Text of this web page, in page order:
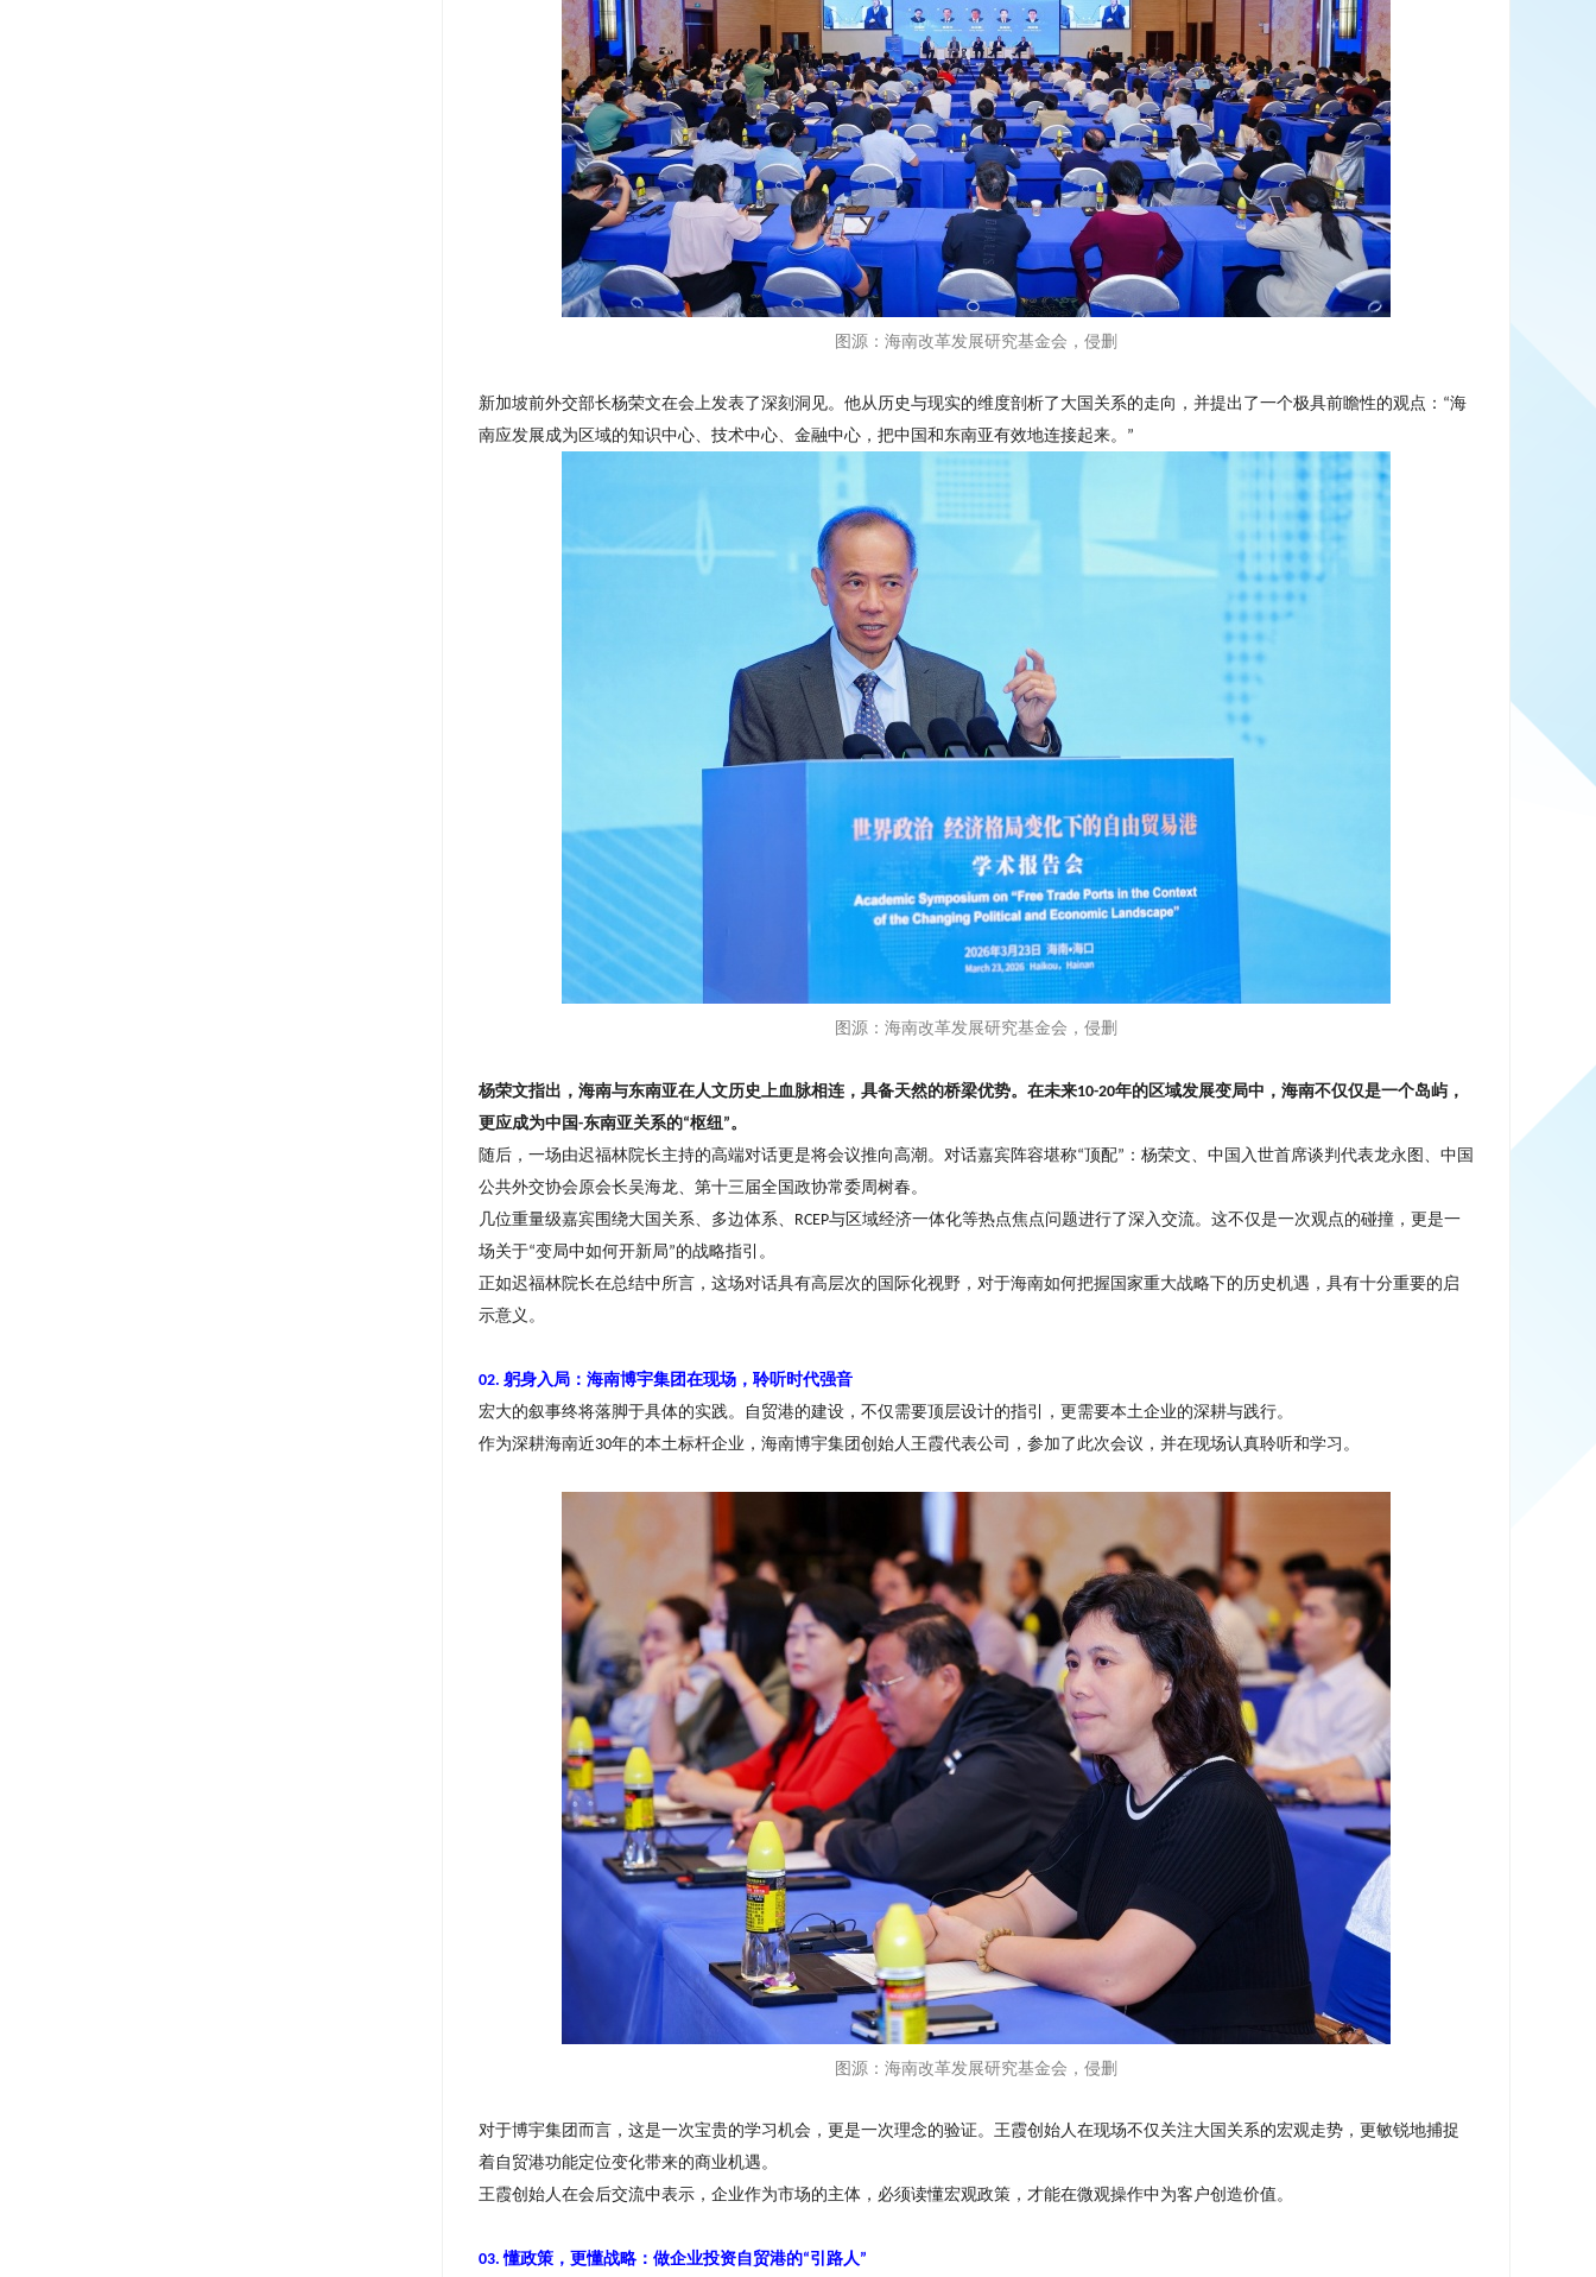
图源：海南改革发展研究基金会，侵删
新加坡前外交部长杨荣文在会上发表了深刻洞见。他从历史与现实的维度剖析了大国关系的走向，并提出了一个极具前瞻性的观点： “海
南应发展成为区域的知识中心、技术中心、金融中心，把中国和东南亚有效地连接起来。 ”
图源：海南改革发展研究基金会，侵删
杨荣文指出，海南与东南亚在人文历史上血脉相连，具备天然的桥梁优势。在未来10-20年的区域发展变局中，海南不仅仅是一个岛屿，
更应成为中国-东南亚关系的“枢纽”。
随后，一场由迟福林院长主持的高端对话更是将会议推向高潮。对话嘉宾阵容堪称“顶配” ：杨荣文、中国入世首席谈判代表龙永图、中国
公共外交协会原会长吴海龙、第十三届全国政协常委周树春。
几位重量级嘉宾围绕大国关系、多边体系、 RCEP与区域经济一体化等热点焦点问题进行了深入交流。这不仅是一次观点的碰撞，更是一
场关于“变局中如何开新局”的战略指引。
正如迟福林院长在总结中所言，这场对话具有高层次的国际化视野，对于海南如何把握国家重大战略下的历史机遇，具有十分重要的启
示意义。
02. 躬身入局：海南博宇集团在现场，聆听时代强音
宏大的叙事终将落脚于具体的实践。自贸港的建设，不仅需要顶层设计的指引，更需要本土企业的深耕与践行。
作为深耕海南近30年的本土标杆企业，海南博宇集团创始人王霞代表公司，参加了此次会议，并在现场认真聆听和学习。
图源：海南改革发展研究基金会，侵删
对于博宇集团而言，这是一次宝贵的学习机会，更是一次理念的验证。王霞创始人在现场不仅关注大国关系的宏观走势，更敏锐地捕捉
着自贸港功能定位变化带来的商业机遇。
王霞创始人在会后交流中表示，企业作为市场的主体，必须读懂宏观政策，才能在微观操作中为客户创造价值。
03.懂政策，更懂战略：做企业投资自贸港的“引路人”